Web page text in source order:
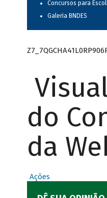
Concursos para
Galeria BNDES
do
da
Ações